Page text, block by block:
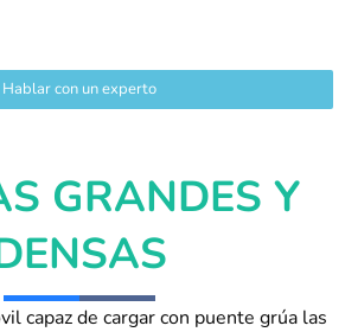
Hablar con un experto
GRANDES Y
capaz de cargar con puente grúa las